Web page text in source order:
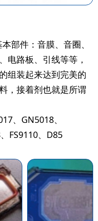
部件：音膜、音圈、
电路板、引线等等，
组装起来达到完美的
，接着剂也就是所谓
、GN5018、
FS9110、D85